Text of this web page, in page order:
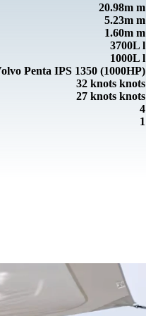
20.98m m
5.23m m
1.60m m
3700L l
1000L l
Penta IPS 1350 (1000HP)
32 knots knots
27 knots knots
4
1